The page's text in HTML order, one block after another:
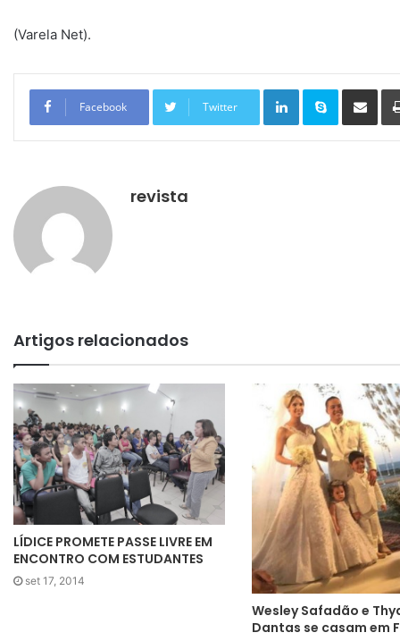
(Varela Net).
Facebook Twitter
Linkedin Skype
revista
Artigos relacionados
LÍDICE PROMETE PASSE LIVRE EM
ENCONTRO COM ESTUDANTES
set 17, 2014
Wesley Safadão e
Dantas se casam em